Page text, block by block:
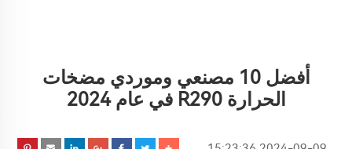
أفضل 10 مصنعي وموردي مضخات
الحرارة R290 في عام 2024